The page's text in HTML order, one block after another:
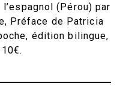
(Pérou) par
Préface de Patricia
édition bilingue,